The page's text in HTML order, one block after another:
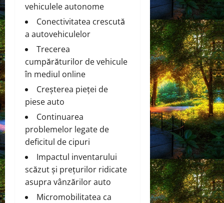
vehiculele autonome
Conectivitatea crescută
a autovehiculelor
Trecerea
cumpărăturilor de vehicule
în mediul online
Creșterea pieței de
piese auto
Continuarea
problemelor legate de
deficitul de cipuri
Impactul inventarului
scăzut și prețurilor ridicate
asupra vânzărilor auto
Micromobilitatea ca